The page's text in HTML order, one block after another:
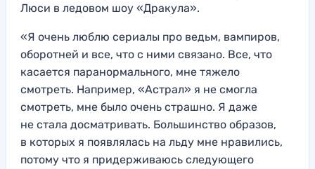
Люси в ледовом шоу «Дракула».
«Я очень люблю сериалы про ведьм, вампиров,
оборотней и все, что с ними связано. Все, что
касается паранормального, мне тяжело
смотреть. Например, «Астрал» я не смогла
смотреть, мне было очень страшно. Я даже
не стала досматривать. Большинство образов,
в которых я появлялась на льду мне нравились,
потому что я придерживаюсь следующего